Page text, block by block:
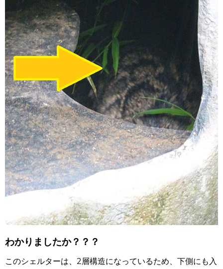
わかりましたか？？？
このシェルターは、2層構造になっているため、下側にも入